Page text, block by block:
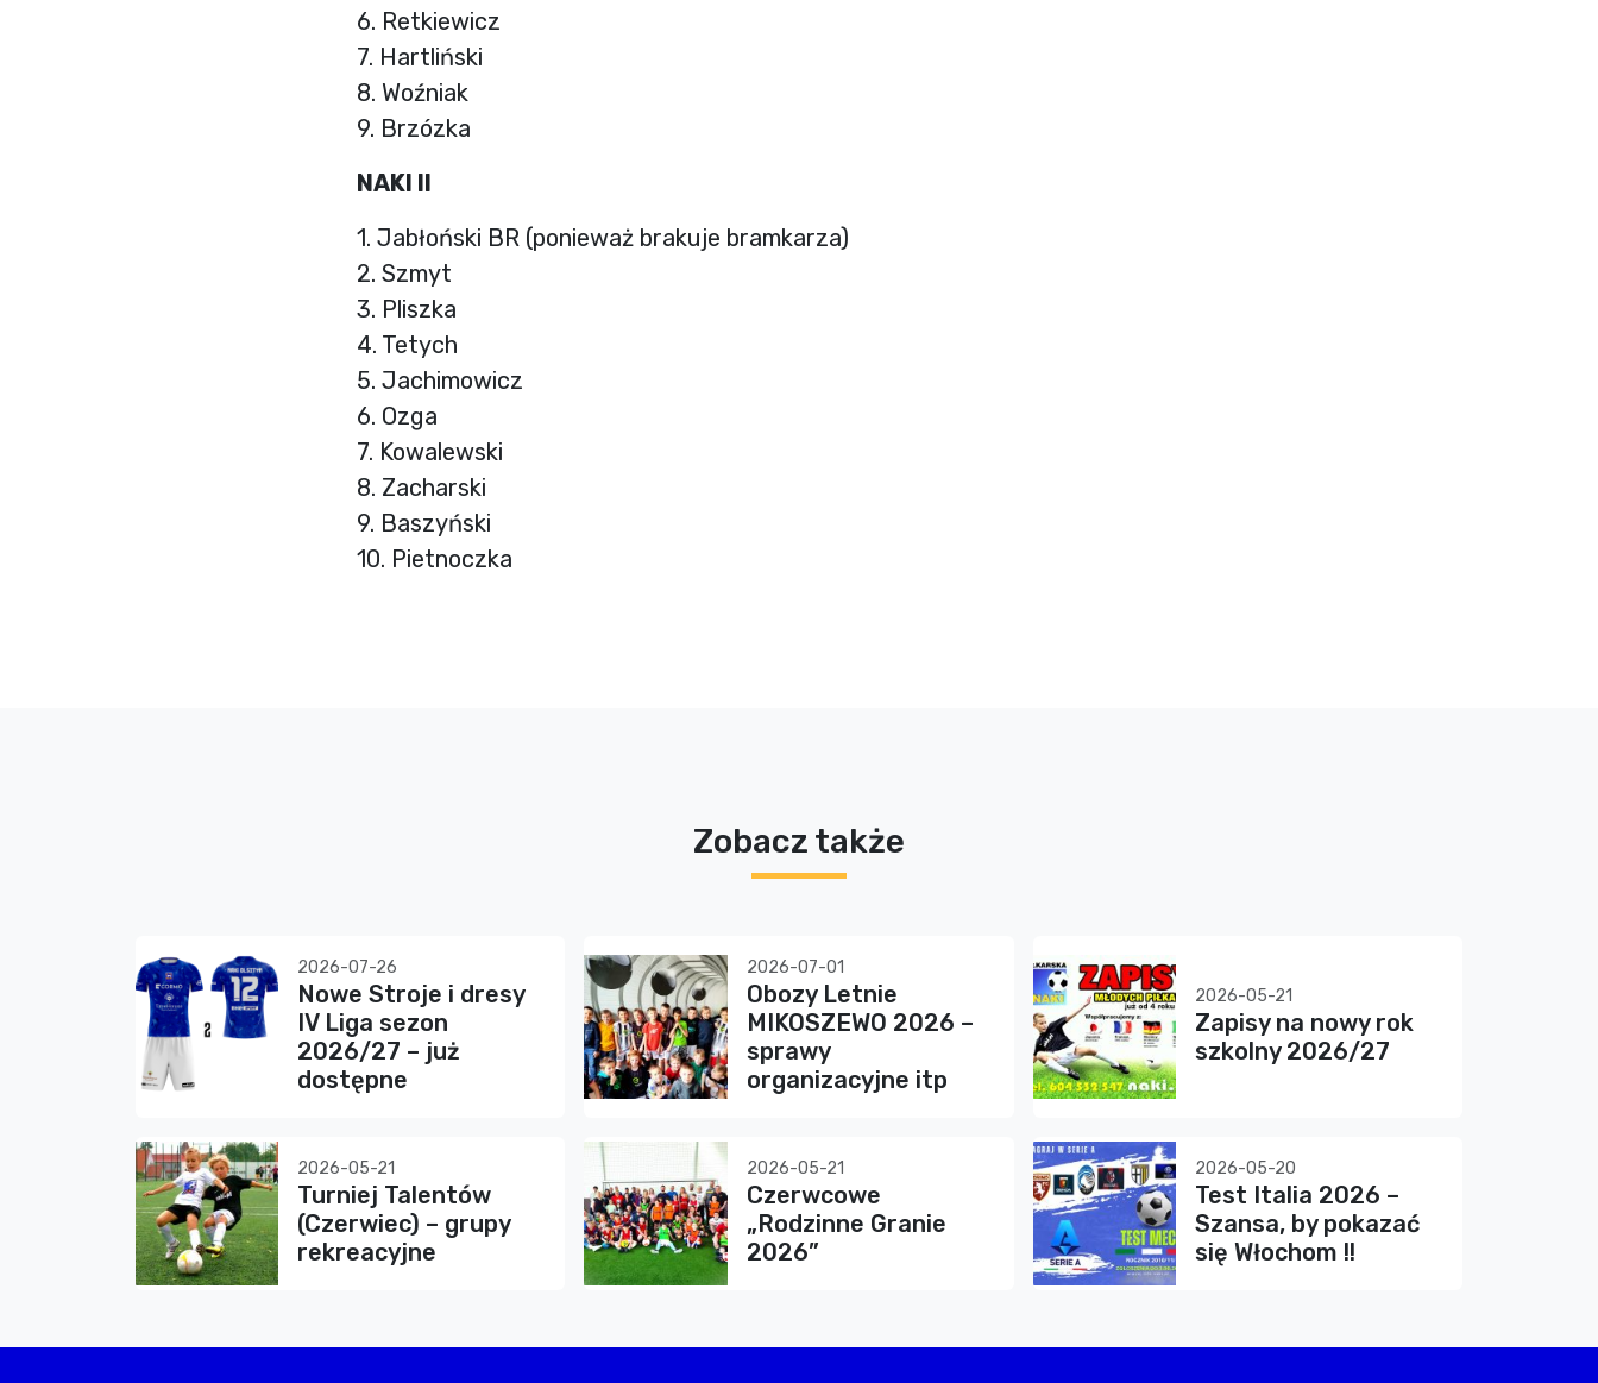
6. Retkiewicz
7. Hartliński
8. Woźniak
9. Brzózka
NAKI II
1. Jabłoński BR (ponieważ brakuje bramkarza)
2. Szmyt
3. Pliszka
4. Tetych
5. Jachimowicz
6. Ozga
7. Kowalewski
8. Zacharski
9. Baszyński
10. Pietnoczka
Zobacz także
2026-07-26
Nowe Stroje i dresy
IV Liga sezon
2026/27 – już
dostępne
2026-07-01
Obozy Letnie
MIKOSZEWO 2026 –
sprawy
organizacyjne itp
2026-05-21
Zapisy na nowy rok
szkolny 2026/27
2026-05-21
Turniej Talentów
(Czerwiec) – grupy
rekreacyjne
2026-05-21
Czerwcowe
„Rodzinne Granie
2026”
2026-05-20
Test Italia 2026 –
Szansa, by pokazać
się Włochom !!